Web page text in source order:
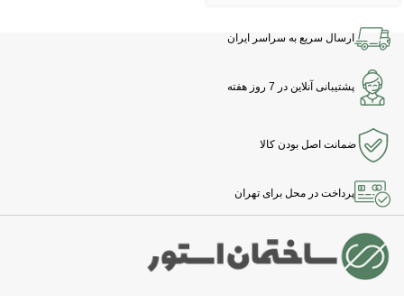
ارسال سریع به سراسر ایران
پشتیبانی آنلاین در 7 روز هفته
ضمانت اصل بودن کالا
پرداخت در محل برای تهران